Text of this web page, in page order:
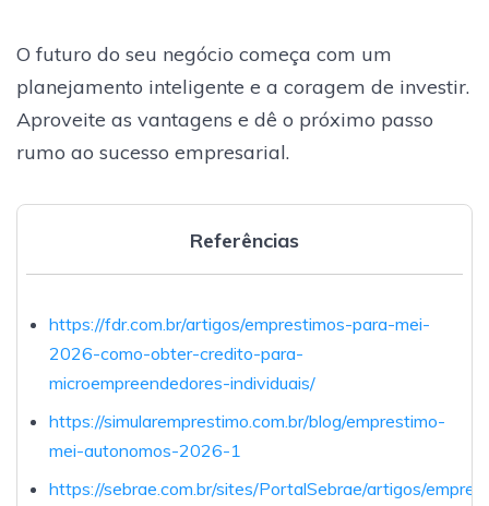
O futuro do seu negócio começa com um
planejamento inteligente e a coragem de investir.
Aproveite as vantagens e dê o próximo passo
rumo ao sucesso empresarial.
Referências
https://fdr.com.br/artigos/emprestimos-para-mei-
2026-como-obter-credito-para-
microempreendedores-individuais/
https://simularemprestimo.com.br/blog/emprestimo-
mei-autonomos-2026-1
https://sebrae.com.br/sites/PortalSebrae/artigos/